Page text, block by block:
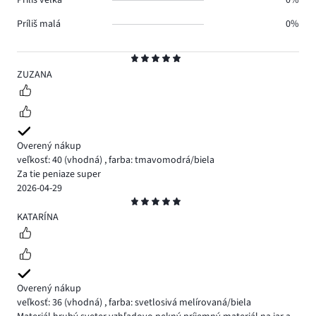
5
ZUZANA
Overený nákup
veľkosť: 40 (vhodná) ,farba: tmavomodrá/biela
Za tie peniaze super
2026-04-29
5
KATARÍNA
Overený nákup
veľkosť: 36 (vhodná) ,farba: svetlosivá melírovaná/biela
Príliš malá
0%